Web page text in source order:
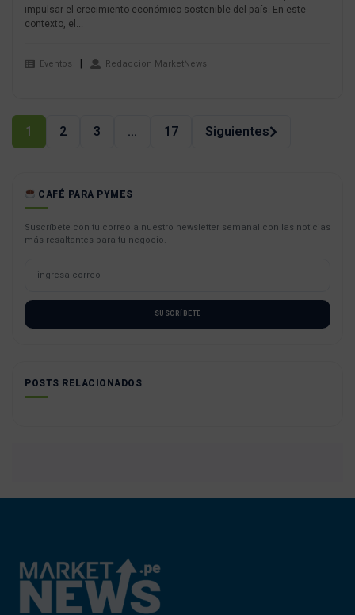
impulsar el crecimiento económico sostenible del país. En este
contexto, el...
Eventos Redaccion MarketNews
Navegación
de1 2 3 … 17 Siguientes
CAFÉ PARA PYMES
Suscríbete con tu correo a nuestro newsletter semanal con las noticias
más resaltantes para tu negocio.
SUSCRÍBETE
POSTS RELACIONADOS